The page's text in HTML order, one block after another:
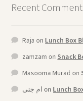
Recent
Raja on
zamzam on
Masooma Murad on
ام جنى on